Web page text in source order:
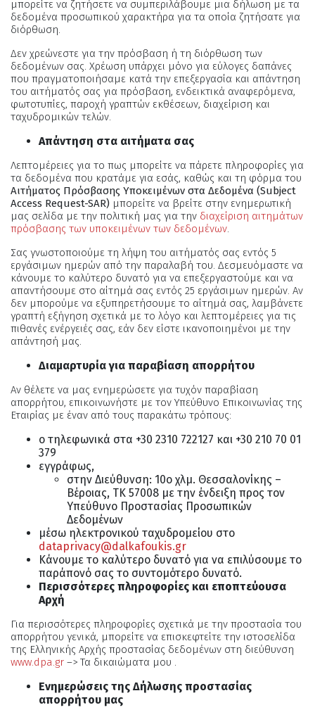
μπορείτε να ζητήσετε να συμπεριλάβουμε μια δήλωση με τα
δεδομένα προσωπικού χαρακτήρα για τα οποία ζητήσατε για
διόρθωση.
Δεν χρεώνεστε για την πρόσβαση ή τη διόρθωση των
δεδομένων σας. Χρέωση υπάρχει μόνο για εύλογες δαπάνες
που πραγματοποιήσαμε κατά την επεξεργασία και απάντηση
του αιτήματός σας για πρόσβαση, ενδεικτικά αναφερόμενα,
φωτοτυπίες, παροχή γραπτών εκθέσεων, διαχείριση και
ταχυδρομικών τελών.
Απάντηση στα αιτήματα σας
Λεπτομέρειες για το πως μπορείτε να πάρετε πληροφορίες για
τα δεδομένα που κρατάμε για εσάς, καθώς και τη φόρμα του
Αιτήματος Πρόσβασης Υποκειμένων στα Δεδομένα (Subject
Access Request-SAR) μπορείτε να βρείτε στην ενημερωτική
μας σελίδα με την πολιτική μας για την διαχείριση αιτημάτων
πρόσβασης των υποκειμένων των δεδομένων.
Σας γνωστοποιούμε τη λήψη του αιτήματός σας εντός 5
εργάσιμων ημερών από την παραλαβή του. Δεσμευόμαστε να
κάνουμε το καλύτερο δυνατό για να επεξεργαστούμε και να
απαντήσουμε στο αίτημά σας εντός 25 εργάσιμων ημερών. Αν
δεν μπορούμε να εξυπηρετήσουμε το αίτημά σας, λαμβάνετε
γραπτή εξήγηση σχετικά με το λόγο και λεπτομέρειες για τις
πιθανές ενέργειές σας, εάν δεν είστε ικανοποιημένοι με την
απάντησή μας.
Διαμαρτυρία για παραβίαση απορρήτου
Αν θέλετε να μας ενημερώσετε για τυχόν παραβίαση
απορρήτου, επικοινωνήστε με τον Υπεύθυνο Επικοινωνίας της
Εταιρίας με έναν από τους παρακάτω τρόπους:
o τηλεφωνικά στα +30 2310 722127 και +30 210 70 01
379
εγγράφως,
στην Διεύθυνση: 10ο χλμ. Θεσσαλονίκης –
Βέροιας, ΤΚ 57008 με την ένδειξη προς τον
Υπεύθυνο Προστασίας Προσωπικών
Δεδομένων
μέσω ηλεκτρονικού ταχυδρομείου στο
dataprivacy@dalkafoukis.gr
Κάνουμε το καλύτερο δυνατό για να επιλύσουμε το
παράπονό σας το συντομότερο δυνατό.
Περισσότερες πληροφορίες και εποπτεύουσα
Αρχή
Για περισσότερες πληροφορίες σχετικά με την προστασία του
απορρήτου γενικά, μπορείτε να επισκεφτείτε την ιστοσελίδα
της Ελληνικής Αρχής προστασίας δεδομένων στη διεύθυνση
www.dpa.gr –> Τα δικαιώματα μου .
Ενημερώσεις της Δήλωσης προστασίας
απορρήτου μας